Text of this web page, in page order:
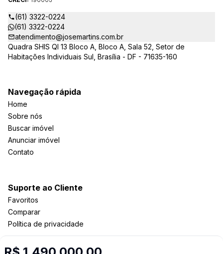
(61) 3322-0224
(61) 3322-0224
atendimento@josemartins.com.br
Quadra SHIS QI 13 Bloco A, Bloco A, Sala 52, Setor de
Habitações Individuais Sul, Brasília - DF - 71635-160
Navegação rápida
Home
Sobre nós
Buscar imóvel
Anunciar imóvel
Contato
Suporte ao Cliente
Favoritos
Comparar
Política de privacidade